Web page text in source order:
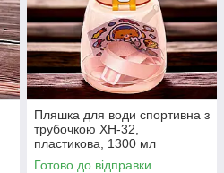
Пляшка для води спортивна з
трубочкою XH-32,
пластикова, 1300 мл
Жовтогарячий
Готово до відправки